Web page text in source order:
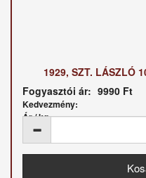
1929, SZT. LÁSZLÓ
Fogyasztói ár: 9990 Ft
Kedvezmény:
Ár / kg: